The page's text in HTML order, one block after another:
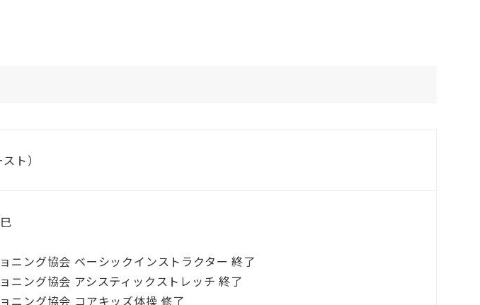
ト）
ニング協会 ベーシックインストラクター 終了
ニング協会 アシスティックストレッチ 終了
ニング協会 コアキッズ体操 修了